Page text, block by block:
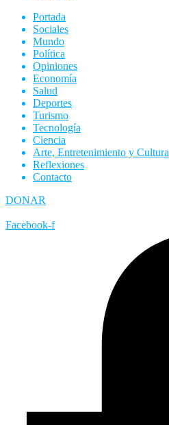
Portada
Sociales
Mundo
Política
Opiniones
Economía
Salud
Deportes
Turismo
Tecnología
Ciencia
Arte, Entretenimiento y Cultura
Reflexiones
Contacto
DONAR
Facebook-f